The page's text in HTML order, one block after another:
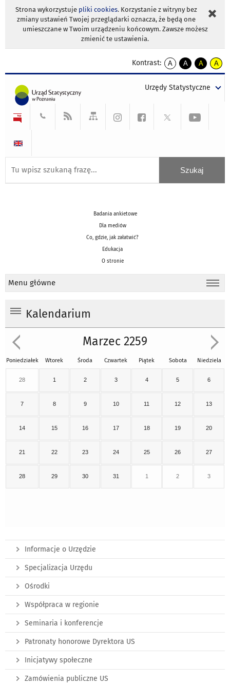
Strona wykorzystuje pliki cookies. Korzystanie z witryny bez
zmiany ustawień Twojej przeglądarki oznacza, że będą one
umieszczane w Twoim urządzeniu końcowym. Zawsze możesz
zmienić te ustawienia.
Kontrast:
A
kontrast
A
kontrast
tekst
czarnym
A
kontrast
tekst
czarnym
A
tekst
żółtym
Urzędy Statystyczne
Badania ankietowe
Dla mediów
Co, gdzie, jak załatwić?
Edukacja
O stronie
Menu główne
Kalendarium
Marzec 2259
Poniedziałek Wtorek Środa Czwartek Piątek Sobota Niedziela
28 1 2 3 4 5 6
7 8 9 10 11 12 13
14 15 16 17 18 19 20
21 22 23 24 25 26 27
28 29 30 31 1 2 3
Informacje o Urzędzie
Specjalizacja Urzędu
Ośrodki
Współpraca w regionie
Seminaria i konferencje
Patronaty honorowe Dyrektora US
Inicjatywy społeczne
Zamówienia publiczne US